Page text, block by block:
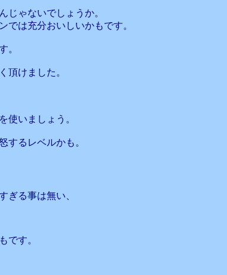
じゃないでしょうか。
では充分おいしいかもです。
。
頂けました。
使いましょう。
するレベルかも。
ぎる事は無い、
です。